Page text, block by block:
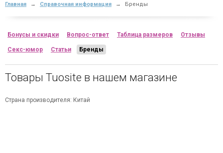
Главная → Справочная информация → Бренды
Бонусы и скидки Вопрос-ответ Таблица размеров Отзывы
Секс-юмор Статьи Бренды
Товары Tuosite в нашем магазине
Страна производителя: Китай